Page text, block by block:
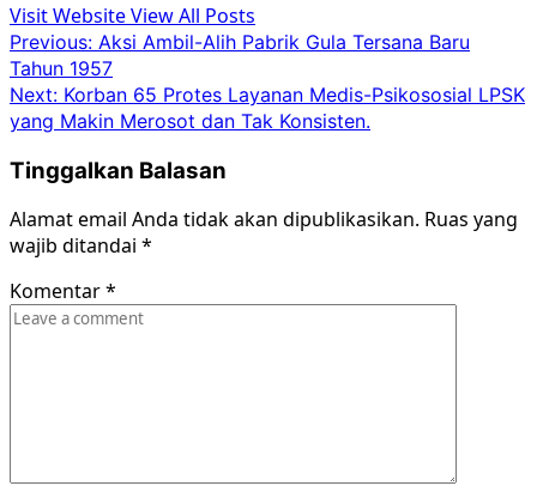
Visit WebsiteView All Posts
Post
navigation
Previous: Aksi Ambil-Alih Pabrik Gula Tersana Baru
Tahun 1957
Next: Korban 65 Protes Layanan Medis-Psikososial LPSK
yang Makin Merosot dan Tak Konsisten.
Tinggalkan Balasan
Alamat email Anda tidak akan dipublikasikan. Ruas yang
wajib ditandai *
Komentar*